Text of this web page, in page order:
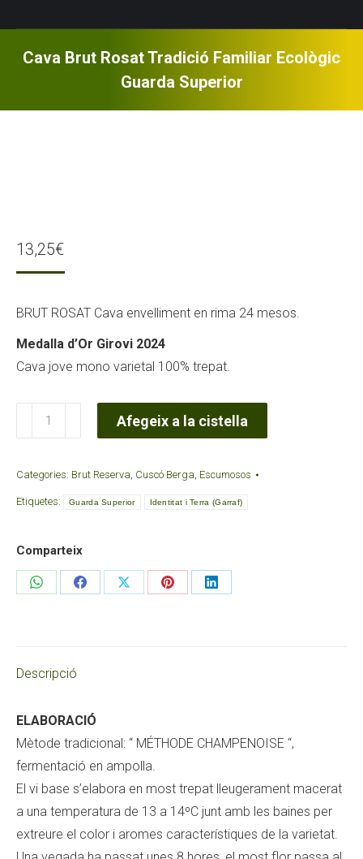
Cava Brut Rosat Tradició Familiar Ecològic
Guarda Superior
13,25€
BRUT ROSAT Cava envelliment en rima 24 mesos.
Medalla d’Or Girovi 2024
Cava jove mono varietal 100% trepat.
quantitat
de
Brut
Rosat
Familiar
Ecològic
Guarda
Afegeix a la cistella
Categories: Brut Reserva, Cuscó Berga, Escumosos
Etiquetes: Guarda Superior Identitat i Terra (Garraf)
Comparteix
Share
Share
Share
Share
Share
Descripció
ELABORACIÓ
Mètode tradicional: “ MÉTHODE CHAMPENOISE “,
fermentació en ampolla.
El vi base s’elabora en most trepat lleugerament macerat
a una temperatura de 13 a 14ºC junt amb les baines per
extreure el color i aromes característiques de la varietat.